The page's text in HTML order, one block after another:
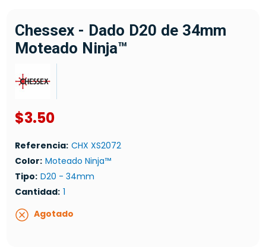
Chessex - Dado D20 de 34mm
Moteado Ninja™
$3.50
Referencia: CHX XS2072
Color: Moteado Ninja™
Tipo: D20 - 34mm
Cantidad: 1
Agotado